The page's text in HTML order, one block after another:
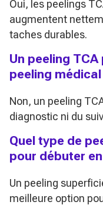
Oui, les peelings
augmentent
taches durables.
Un peeling
peeling
Non, un peeling
diagnostic ni du
Quel type de
pour débuter
Un peeling
meilleure option